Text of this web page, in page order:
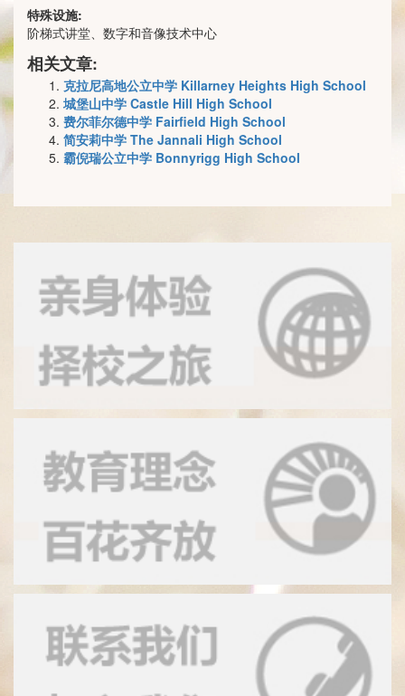
特殊设施:
阶梯式讲堂、数字和音像技术中心
相关文章:
克拉尼高地公立中学 Killarney Heights High School
城堡山中学 Castle Hill High School
费尔菲尔德中学 Fairfield High School
简安莉中学 The Jannali High School
霸倪瑞公立中学 Bonnyrigg High School